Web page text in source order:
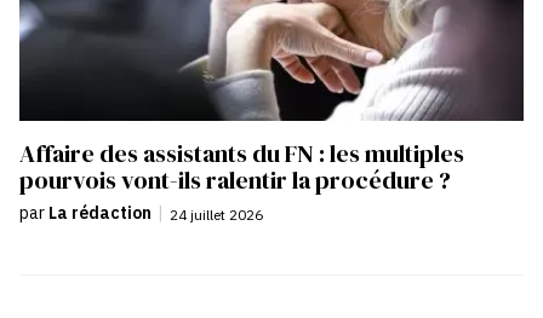
Affaire des assistants du FN : les multiples
pourvois vont-ils ralentir la procédure ?
par La rédaction | 24 juillet 2026